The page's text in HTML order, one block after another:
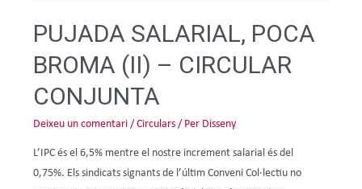
PUJADA SALARIAL, POCA
BROMA (II) – CIRCULAR
CONJUNTA
Deixeu un comentari /Circulars / Per Disseny
L’IPC és el 6,5% mentre el nostre increment salarial és del
0,75%. Els sindicats signants de l’últim Conveni Col·lectiu no